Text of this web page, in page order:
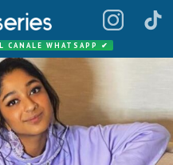
CANALE WHATSAPP ✔